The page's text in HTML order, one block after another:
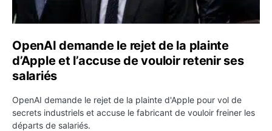
OpenAI demande le rejet de la plainte
d’Apple et l’accuse de vouloir retenir ses
salariés
OpenAI demande le rejet de la plainte d'Apple pour vol de
secrets industriels et accuse le fabricant de vouloir freiner les
départs de salariés.